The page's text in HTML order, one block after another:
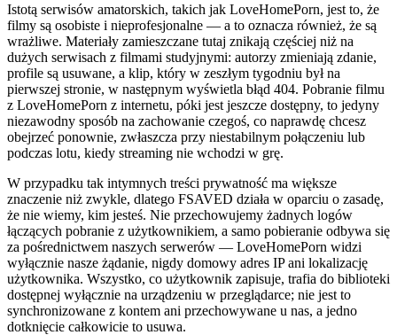
Istotą serwisów amatorskich, takich jak LoveHomePorn, jest to, że
filmy są osobiste i nieprofesjonalne — a to oznacza również, że są
wrażliwe. Materiały zamieszczane tutaj znikają częściej niż na
dużych serwisach z filmami studyjnymi: autorzy zmieniają zdanie,
profile są usuwane, a klip, który w zeszłym tygodniu był na
pierwszej stronie, w następnym wyświetla błąd 404. Pobranie filmu
z LoveHomePorn z internetu, póki jest jeszcze dostępny, to jedyny
niezawodny sposób na zachowanie czegoś, co naprawdę chcesz
obejrzeć ponownie, zwłaszcza przy niestabilnym połączeniu lub
podczas lotu, kiedy streaming nie wchodzi w grę.
W przypadku tak intymnych treści prywatność ma większe
znaczenie niż zwykle, dlatego FSAVED działa w oparciu o zasadę,
że nie wiemy, kim jesteś. Nie przechowujemy żadnych logów
łączących pobranie z użytkownikiem, a samo pobieranie odbywa się
za pośrednictwem naszych serwerów — LoveHomePorn widzi
wyłącznie nasze żądanie, nigdy domowy adres IP ani lokalizację
użytkownika. Wszystko, co użytkownik zapisuje, trafia do biblioteki
dostępnej wyłącznie na urządzeniu w przeglądarce; nie jest to
synchronizowane z kontem ani przechowywane u nas, a jedno
dotknięcie całkowicie to usuwa.